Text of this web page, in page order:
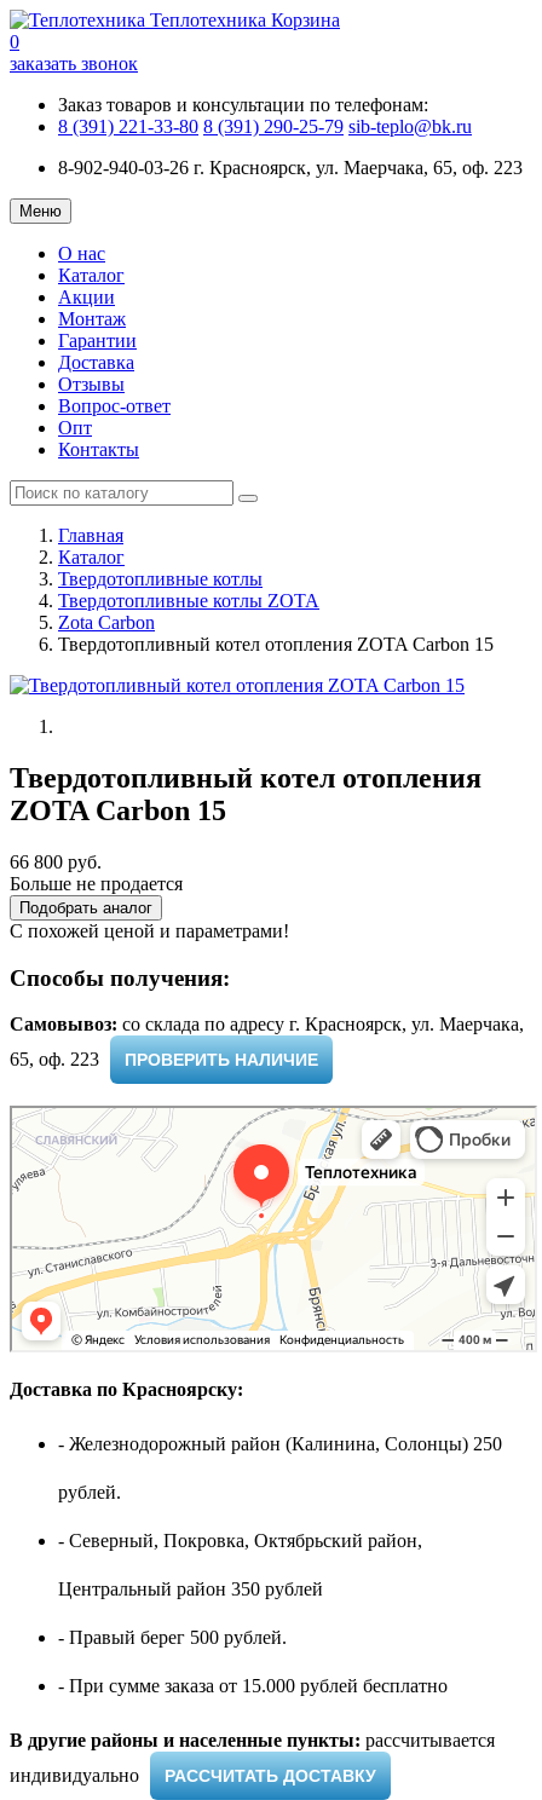
Теплотехника Корзина
0
заказать звонок
Заказ товаров и консультации по телефонам:
8 (391) 221-33-80 8 (391) 290-25-79 sib-teplo@bk.ru
8-902-940-03-26 г. Красноярск, ул. Маерчака, 65, оф. 223
Меню
О нас
Каталог
Акции
Монтаж
Гарантии
Доставка
Отзывы
Вопрос-ответ
Опт
Контакты
Главная
Каталог
Твердотопливные котлы
Твердотопливные котлы ZOTA
Zota Сarbon
Твердотопливный котел отопления ZOTA Сarbon 15
Твердотопливный котел отопления
ZOTA Сarbon 15
66 800 руб.
Больше не продается
Подобрать аналог
С похожей ценой и параметрами!
Способы получения:
Самовывоз: cо склада по адресу г. Красноярск, ул. Маерчака,
65, оф. 223 ​
ПРОВЕРИТЬ НАЛИЧИЕ
Доставка по Красноярску:
- Железнодорожный район (Калинина, Солонцы) 250
рублей.
- Северный, Покровка, Октябрьский район,
Центральный район 350 рублей
- Правый берег 500 рублей.
- При сумме заказа от 15.000 рублей бесплатно
В другие районы и населенные пункты: рассчитывается
индивидуально ​
РАССЧИТАТЬ ДОСТАВКУ